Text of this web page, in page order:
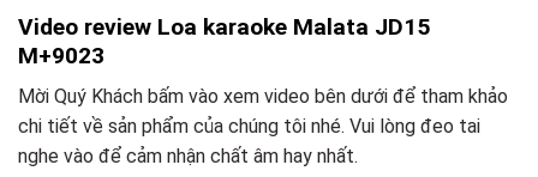
Video review Loa karaoke Malata JD15
M+9023
Mời Quý Khách bấm vào xem video bên dưới để tham khảo
chi tiết về sản phẩm của chúng tôi nhé. Vui lòng đeo tai
nghe vào để cảm nhận chất âm hay nhất.